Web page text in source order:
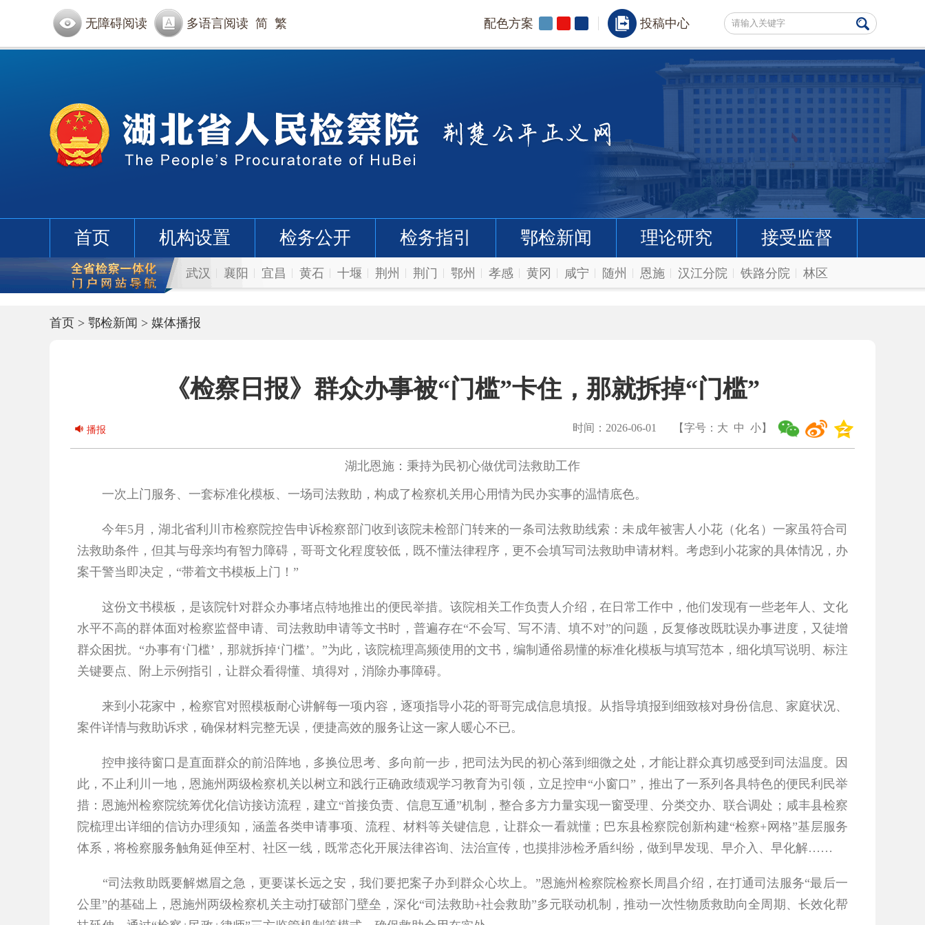
无障碍阅读 多语言阅读 简 繁 配色方案 投稿中心
首页 机构设置 检务公开 检务指引 鄂检新闻 理论研究 接受监督
武汉 襄阳 宜昌 黄石 十堰 荆州 荆门 鄂州 孝感 黄冈 咸宁 随州 恩施 汉江分院 铁路分院 林区
首页 > 鄂检新闻 > 媒体播报
《检察日报》群众办事被“门槛”卡住，那就拆掉“门槛”
【字号： 大 中 小】
播报 时间：2026-06-01
湖北恩施：秉持为民初心做优司法救助工作
一次上门服务、一套标准化模板、一场司法救助，构成了检察机关用心用情为民办实事的温情底色。
今年5月，湖北省利川市检察院控告申诉检察部门收到该院未检部门转来的一条司法救助线索：未成年被害人小花（化名）一家虽符合司
法救助条件，但其与母亲均有智力障碍，哥哥文化程度较低，既不懂法律程序，更不会填写司法救助申请材料。考虑到小花家的具体情况，办
案干警当即决定，“带着文书模板上门！”
这份文书模板，是该院针对群众办事堵点特地推出的便民举措。该院相关工作负责人介绍，在日常工作中，他们发现有一些老年人、文化
水平不高的群体面对检察监督申请、司法救助申请等文书时，普遍存在“不会写、写不清、填不对”的问题，反复修改既耽误办事进度，又徒增
群众困扰。“办事有‘门槛’，那就拆掉‘门槛’。”为此，该院梳理高频使用的文书，编制通俗易懂的标准化模板与填写范本，细化填写说明、标注
关键要点、附上示例指引，让群众看得懂、填得对，消除办事障碍。
来到小花家中，检察官对照模板耐心讲解每一项内容，逐项指导小花的哥哥完成信息填报。从指导填报到细致核对身份信息、家庭状况、
案件详情与救助诉求，确保材料完整无误，便捷高效的服务让这一家人暖心不已。
控申接待窗口是直面群众的前沿阵地，多换位思考、多向前一步，把司法为民的初心落到细微之处，才能让群众真切感受到司法温度。因
此，不止利川一地，恩施州两级检察机关以树立和践行正确政绩观学习教育为引领，立足控申“小窗口”，推出了一系列各具特色的便民利民举
措：恩施州检察院统筹优化信访接访流程，建立“首接负责、信息互通”机制，整合多方力量实现一窗受理、分类交办、联合调处；咸丰县检察
院梳理出详细的信访办理须知，涵盖各类申请事项、流程、材料等关键信息，让群众一看就懂；巴东县检察院创新构建“检察+网格”基层服务
体系，将检察服务触角延伸至村、社区一线，既常态化开展法律咨询、法治宣传，也摸排涉检矛盾纠纷，做到早发现、早介入、早化解……
“司法救助既要解燃眉之急，更要谋长远之安，我们要把案子办到群众心坎上。”恩施州检察院检察长周昌介绍，在打通司法服务“最后一
公里”的基础上，恩施州两级检察机关主动打破部门壁垒，深化“司法救助+社会救助”多元联动机制，推动一次性物质救助向全周期、长效化帮